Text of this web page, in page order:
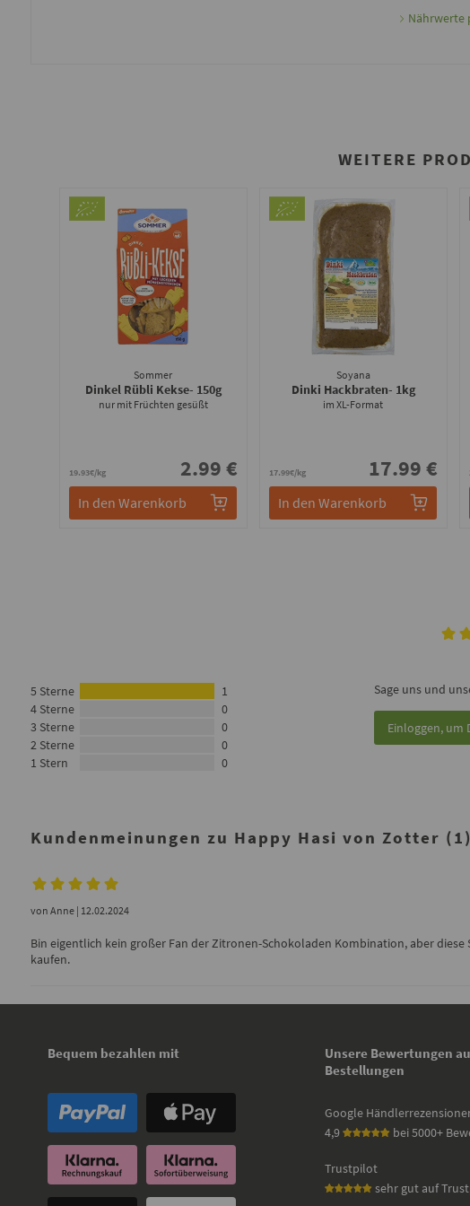
Nährwerte
WEITERE
Sommer
Dinkel Rübli Kekse- 150g
nur mit Früchten gesüßt
19.93€/kg 2.99 €
In den Warenkorb
Soyana
Dinki Hackbraten- 1kg
im XL-Format
17.99€/kg 17.99 €
In den Warenkorb
5 Sterne
1
4 Sterne
0
3 Sterne
0
2 Sterne
0
1 Stern
0
Sage uns und
Einloggen, um
Kundenmeinungen zu Happy Hasi von Zotter (1)
von Anne| 12.02.2024
Bin eigentlich kein großer Fan der Zitronen-Schokoladen Kombination, aber
kaufen.
Bequem bezahlen mit
Unsere Bewertungen
Bestellungen
Google
4,9
bei 5000+
Trustpilot
sehr gut auf